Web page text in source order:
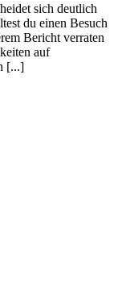
sich deutlich
du einen Besuch
Bericht verraten
auf
[...]